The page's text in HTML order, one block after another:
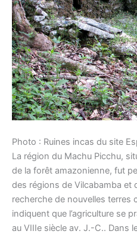
Photo : Ruines incas du site
La région du Machu Picchu,
de la forêt amazonienne, fut
des régions de Vilcabamba et
recherche de nouvelles terres
indiquent que l’agriculture se
au VIIIe siècle av. J.-C.. Dans